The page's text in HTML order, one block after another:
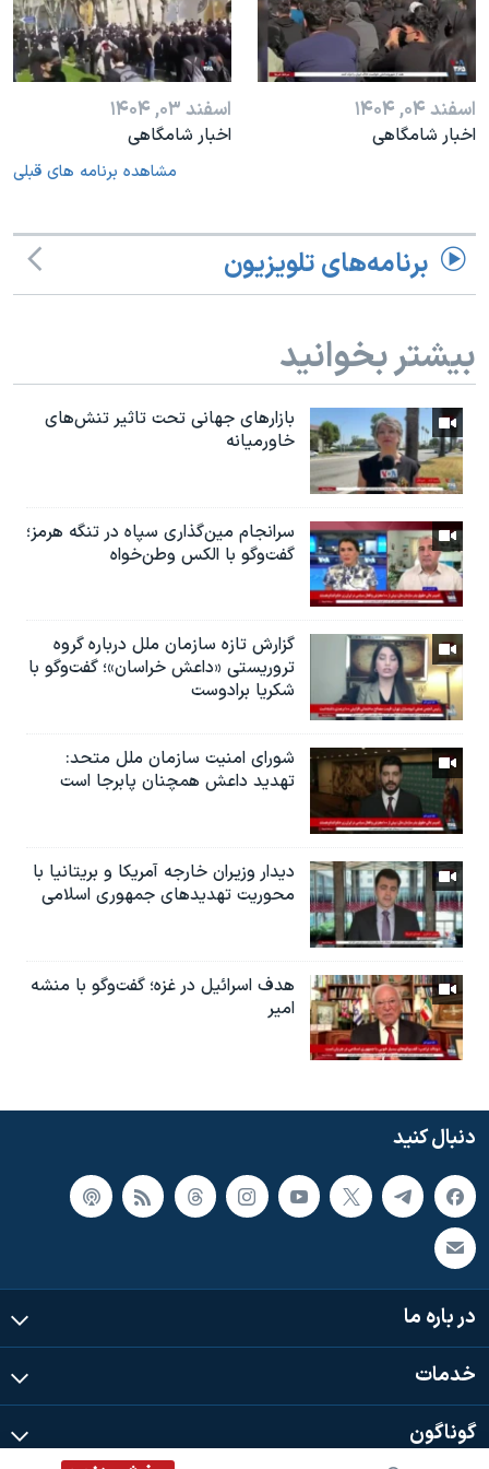
اسفند ۰۴, ۱۴۰۴
اخبار شامگاهی
اسفند ۰۳, ۱۴۰۴
اخبار شامگاهی
مشاهده برنامه های قبلی
برنامه‌های تلویزیون
بیشتر بخوانید
بازارهای جهانی تحت تاثیر تنش‌های
خاورمیانه
سرانجام مین‌گذاری‌ سپاه در تنگه هرمز؛
گفت‌وگو با الکس وطن‌خواه
گزارش تازه سازمان ملل درباره گروه
تروریستی «داعش خراسان»؛ گفت‌وگو با
شکریا برادوست
شورای امنیت سازمان ملل متحد:
تهدید داعش همچنان پابرجا است
دیدار وزیران خارجە آمریکا و بریتانیا با
محوریت تهدیدهای جمهوری اسلامی
هدف اسرائیل در غزه؛ گفت‌وگو با منشه
امیر
دنبال کنید
در باره ما
خدمات
گوناگون